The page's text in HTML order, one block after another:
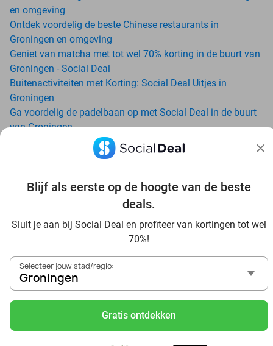
Blijf als eerste op de hoogte van de beste
deals.
Sluit je aan bij Social Deal en profiteer van kortingen tot wel
70%!
Selecteer jouw stad/regio:
Groningen
Gratis ontdekken
en omgeving
Ontdek voordelig de beste Chinese restaurants in
Groningen en omgeving
Geniet van matcha met tot wel 70% korting in de buurt van
Groningen - Social Deal
Buitenactiviteiten met Korting: Social Deal Uitjes in
Groningen
Ga voordelig de padelbaan op met Social Deal in de buurt
van Groningen
Geniet van je vakantie in Groningen in Nederland met
Ervaar de kwaliteit van het Van der Valk hotel in Groningen
Groningen
Ervaar de warme sfeer van het Douwe Egberts Café
Met hoge korting naar de zonnebank in Groningen
Skiën met korting in Groningen? Ontdek de leukste
skihallen en indoor skibanen
Schaatsen in Groningen en omgeving
Holiday on Ice tickets met korting in Groningen
Druppel binnen bij Tropiqua voor een subtropisch